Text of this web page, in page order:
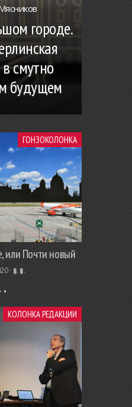
городе.
смутно
будущем
ГОНЗОКОЛОНКА
или Почти новый
· ▮. ▮.
КОЛОНКА РЕДАКЦИИ